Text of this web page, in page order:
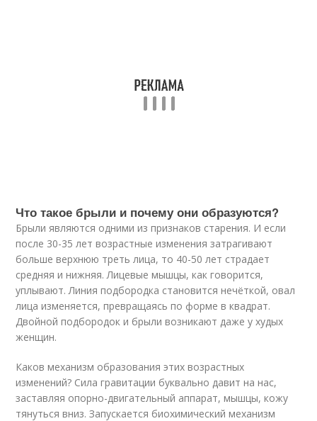
Что такое брыли и почему они образуются?
Брыли являются одними из признаков старения. И если
после 30-35 лет возрастные изменения затрагивают
больше верхнюю треть лица, то 40-50 лет страдает
средняя и нижняя. Лицевые мышцы, как говорится,
уплывают. Линия подбородка становится нечёткой, овал
лица изменяется, превращаясь по форме в квадрат.
Двойной подбородок и брыли возникают даже у худых
женщин.
Каков механизм образования этих возрастных
изменений? Сила гравитации буквально давит на нас,
заставляя опорно-двигательный аппарат, мышцы, кожу
тянуться вниз. Запускается биохимический механизм